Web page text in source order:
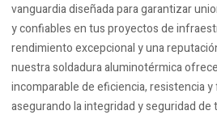
vanguardia diseñada para garantizar
y confiables en tus proyectos de
rendimiento excepcional y una
nuestra soldadura aluminotérmica
incomparable de eficiencia, resistencia y
asegurando la integridad y seguridad de